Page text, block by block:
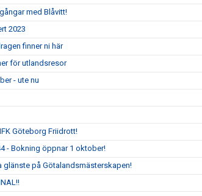
med Blåvitt!
2023
finner ni här
för utlandsresor
- ute nu
Göteborg Friidrott!
- Bokning öppnar 1 oktober!
glänste på Götalandsmästerskapen!